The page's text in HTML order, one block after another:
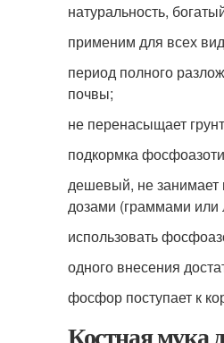
натуральность,
применим для всех
период полного
почвы;
не перенасыщает
подкормка
дешевый, не занимает
дозами (граммами или
использовать
одного внесения
фосфор поступает к